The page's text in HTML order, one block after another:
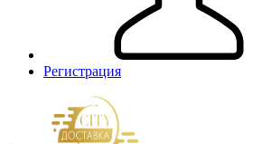
Регистрация